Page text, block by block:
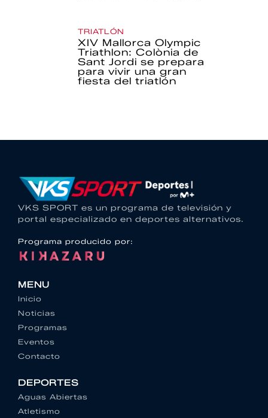
TRIATLÓN
XIV Mallorca Olympic
Triathlon: Colònia de
Sant Jordi se prepara
para vivir una gran
fiesta del triatlón
VKS SPORT es un programa de televisión y
portal especializado en deportes alternativos.
Programa producido por:
MENU
Inicio
Noticias
Programas
Eventos
Contacto
DEPORTES
Aguas Abiertas
Atletismo